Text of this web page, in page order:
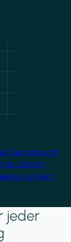
Sie online mit
für-Schritt-
in Ihrem
jeder